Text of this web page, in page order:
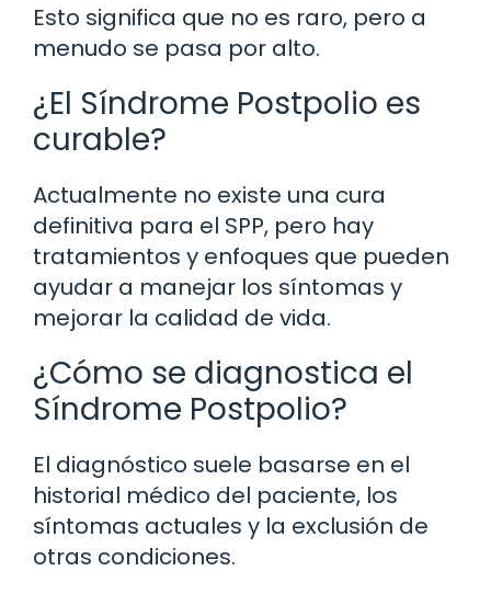
Esto significa que no es raro, pero a
menudo se pasa por alto.
¿El Síndrome Postpolio es
curable?
Actualmente no existe una cura
definitiva para el SPP, pero hay
tratamientos y enfoques que pueden
ayudar a manejar los síntomas y
mejorar la calidad de vida.
¿Cómo se diagnostica el
Síndrome Postpolio?
El diagnóstico suele basarse en el
historial médico del paciente, los
síntomas actuales y la exclusión de
otras condiciones.